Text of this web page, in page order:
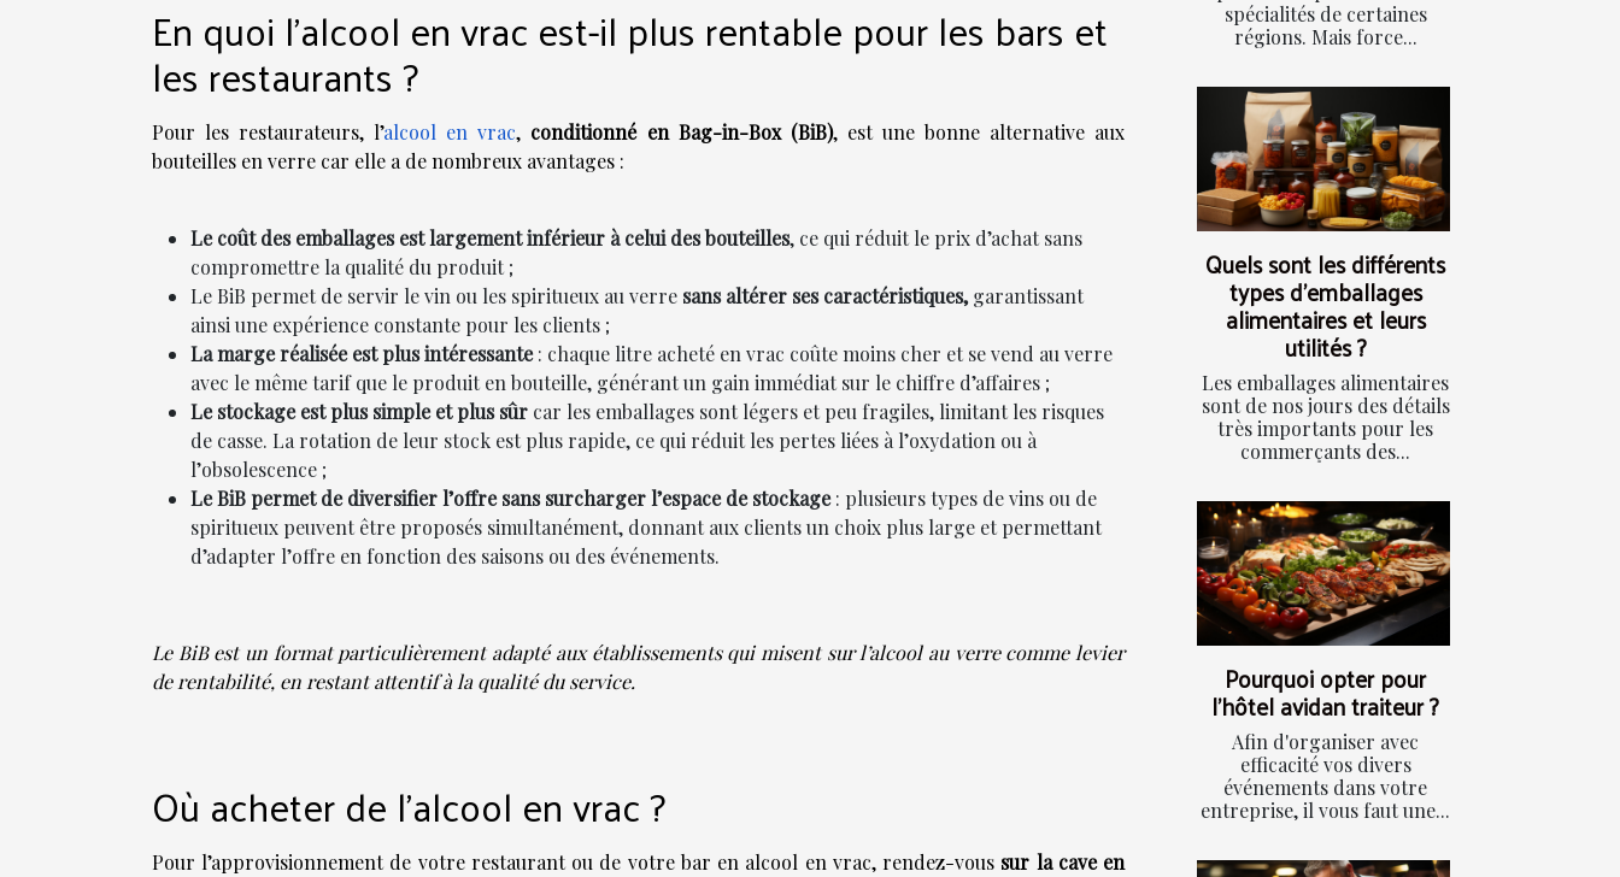
En quoi l'alcool en vrac est-il plus rentable pour les bars et
les restaurants ?
Pour les restaurateurs, l’alcool en vrac, conditionné en Bag-in-Box (BiB), est une bonne alternative aux
bouteilles en verre car elle a de nombreux avantages :
Le coût des emballages est largement inférieur à celui des bouteilles, ce qui réduit le prix d’achat sans
compromettre la qualité du produit ;
Le BiB permet de servir le vin ou les spiritueux au verre sans altérer ses caractéristiques,garantissant
ainsi une expérience constante pour les clients ;
La marge réalisée est plus intéressante: chaque litre acheté en vrac coûte moins cher et se vend au verre
avec le même tarif que le produit en bouteille, générant un gain immédiat sur le chiffre d’affaires ;
Le stockage est plus simple et plus sûr car les emballages sont légers et peu fragiles, limitant les risques
de casse. La rotation de leur stock est plus rapide, ce qui réduit les pertes liées à l’oxydation ou à
l’obsolescence ;
Le BiB permet de diversifier l’offre sans surcharger l’espace de stockage: plusieurs types de vins ou de
spiritueux peuvent être proposés simultanément, donnant aux clients un choix plus large et permettant
d’adapter l’offre en fonction des saisons ou des événements.
Le BiB est un format particulièrement adapté aux établissements qui misent sur l’alcool au verre comme levier
de rentabilité, en restant attentif à la qualité du service.
Où acheter de l'alcool en vrac ?
Pour l’approvisionnement de votre restaurant ou de votre bar en alcool en vrac, rendez-vous sur la cave en
spécialités de certaines
régions. Mais force...
Quels sont les différents
types d’emballages
alimentaires et leurs
utilités ?
Les emballages alimentaires
sont de nos jours des détails
très importants pour les
commerçants des...
Pourquoi opter pour
l'hôtel avidan traiteur ?
Afin d'organiser avec
efficacité vos divers
événements dans votre
entreprise, il vous faut une...